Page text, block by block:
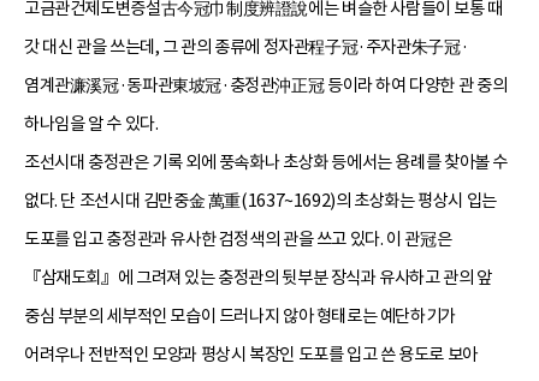
고금관건제도변증설古今冠巾制度辨證說에는 벼슬한 사람들이 보통 때
갓 대신 관을 쓰는데, 그 관의 종류에 정자관程子冠·주자관朱子冠·
염계관濂溪冠·동파관東坡冠·충정관沖正冠 등이라 하여 다양한 관 중의
하나임을 알 수 있다.
조선시대 충정관은 기록 외에 풍속화나 초상화 등에서는 용례를 찾아볼 수
없다. 단 조선시대 김만중金 萬重(1637~1692)의 초상화는 평상시 입는
도포를 입고 충정관과 유사한 검정색의 관을 쓰고 있다. 이 관冠은
『삼재도회』에 그려져 있는 충정관의 뒷부분 장식과 유사하고 관의 앞
중심 부분의 세부적인 모습이 드러나지 않아 형태로는 예단하기가
어려우나 전반적인 모양과 평상시 복장인 도포를 입고 쓴 용도로 보아